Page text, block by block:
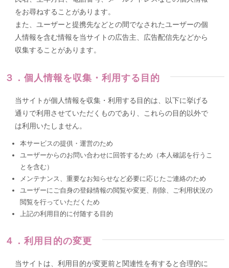
をお尋ねすることがあります。
また、ユーザーと提携先などとの間でなされたユーザーの個
人情報を含む情報を当サイトの広告主、広告配信先などから
収集することがあります。
３．個人情報を収集・利用する目的
当サイトが個人情報を収集・利用する目的は、以下に挙げる
通りで利用させていただくものであり、これらの目的以外で
は利用いたしません。
本サービスの提供・運営のため
ユーザーからのお問い合わせに回答するため（本人確認を行うこ
とを含む）
メンテナンス、重要なお知らせなど必要に応じたご連絡のため
ユーザーにご自身の登録情報の閲覧や変更、削除、ご利用状況の
閲覧を行っていただくため
上記の利用目的に付随する目的
４．利用目的の変更
当サイトは、利用目的が変更前と関連性を有すると合理的に